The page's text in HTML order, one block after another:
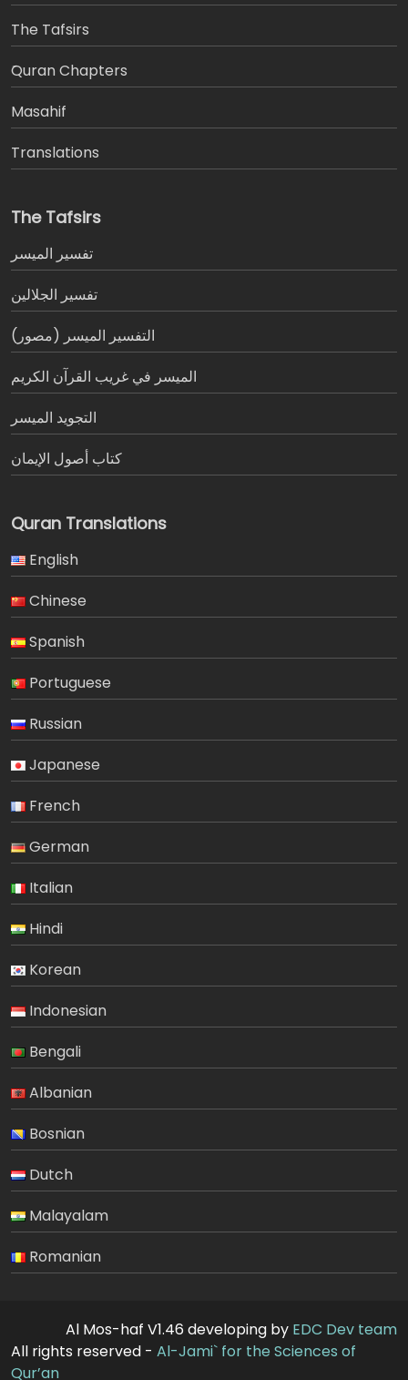
The Tafsirs
َQuran Chapters
Masahif
Translations
The Tafsirs
تفسير المیسر
تفسير الجلالين
التفسير الميسر (مصور)
الميسر في غريب القرآن الكريم
التجويد الميسر
كتاب أصول الإيمان
Quran Translations
English
Chinese
Spanish
Portuguese
Russian
Japanese
French
German
Italian
Hindi
Korean
Indonesian
Bengali
Albanian
Bosnian
Dutch
Malayalam
Romanian
Al Mos-haf V1.46 developing by EDC Dev team
All rights reserved - Al-Jami` for the Sciences of
Qur’an